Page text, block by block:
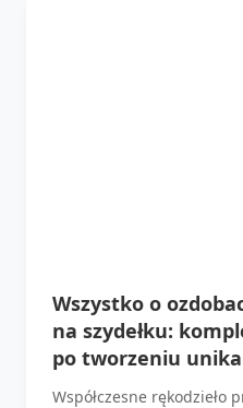
Wszystko o
na szydełku:
po tworzeniu
Współczesne rękodzieło